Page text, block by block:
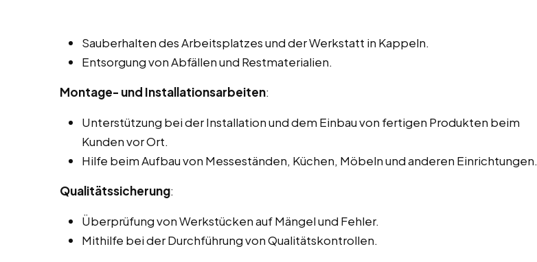
Sauberhalten des Arbeitsplatzes und der Werkstatt in Kappeln.
Entsorgung von Abfällen und Restmaterialien.
Montage- und Installationsarbeiten:
Unterstützung bei der Installation und dem Einbau von fertigen Produkten beim
Kunden vor Ort.
Hilfe beim Aufbau von Messeständen, Küchen, Möbeln und anderen Einrichtungen.
Qualitätssicherung:
Überprüfung von Werkstücken auf Mängel und Fehler.
Mithilfe bei der Durchführung von Qualitätskontrollen.